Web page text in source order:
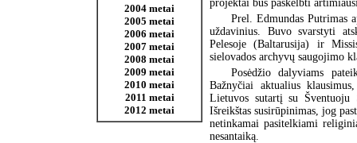
2004 metai
2005 metai
2006 metai
2007 metai
2008 metai
2009 metai
2010 metai
2011 metai
2012 metai
projektai bus paskelbti
Prel. Edmundas Putrimas
uždavinius. Buvo svarstyti
Pelesoje (Baltarusija) ir
sielovados archyvų saugojimo
Posėdžio dalyviams
Bažnyčiai aktualius
Lietuvos sutartį su
Išreikštas susirūpinimas, jog
netinkamai pasitelkiami
nesantaiką.